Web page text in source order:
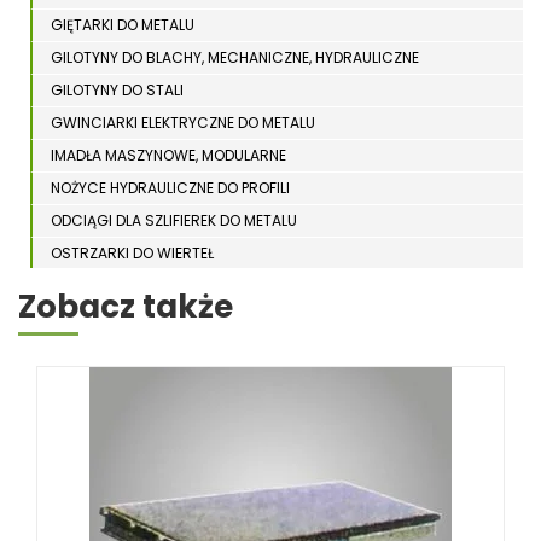
GIĘTARKI DO METALU
GILOTYNY DO BLACHY, MECHANICZNE, HYDRAULICZNE
GILOTYNY DO STALI
GWINCIARKI ELEKTRYCZNE DO METALU
IMADŁA MASZYNOWE, MODULARNE
NOŻYCE HYDRAULICZNE DO PROFILI
ODCIĄGI DLA SZLIFIEREK DO METALU
OSTRZARKI DO WIERTEŁ
PIŁY TAŚMOWE DO METALU
SZLIFIERKI DO METALU, PŁASZCZYZN
Zobacz także